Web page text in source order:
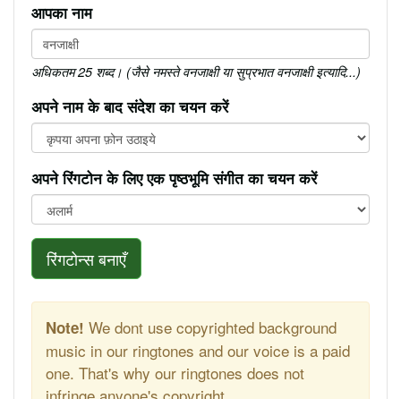
आपका नाम
अधिकतम 25 शब्द। (जैसे नमस्ते वनजाक्षी या सुप्रभात वनजाक्षी इत्यादि...)
अपने नाम के बाद संदेश का चयन करें
अपने रिंगटोन के लिए एक पृष्ठभूमि संगीत का चयन करें
रिंगटोन्स बनाएँ
Note! We dont use copyrighted background
music in our ringtones and our voice is a paid
one. That's why our ringtones does not
infringe anyone's copyright.